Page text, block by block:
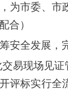
为市委、市
合）
安全发展，
易现场见证
评标实行全